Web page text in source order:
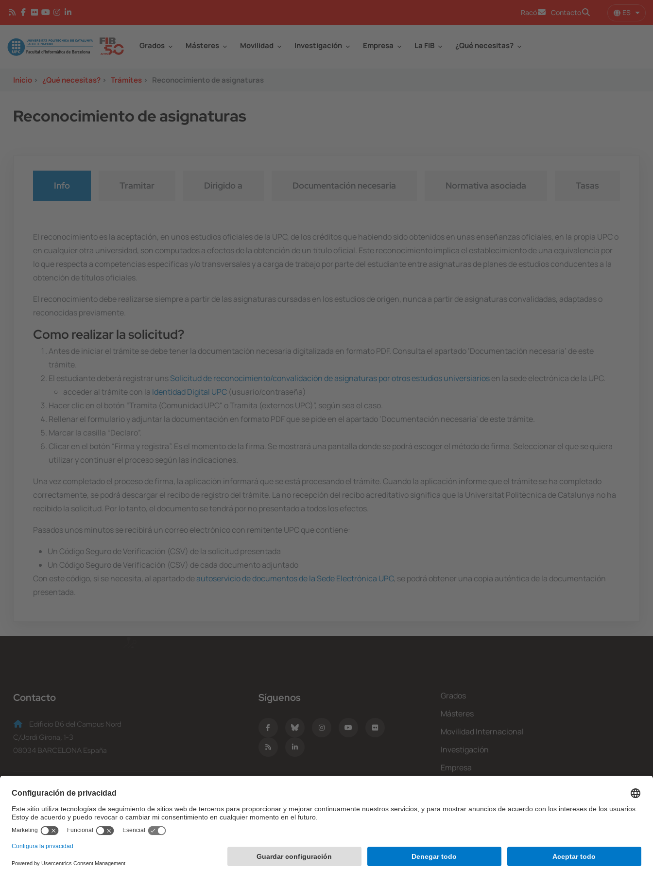
Pasar al contenido principal
Racó Contacto ES
Image Grados Másteres Movilidad Investigación Empresa La FIB ¿Qué necesitas?
Inicio > ¿Qué necesitas? > Trámites > Reconocimiento de asignaturas
Reconocimiento de asignaturas
Info Tramitar Dirigido a Documentación necesaria Normativa asociada Tasas
El reconocimiento es la aceptación, en unos estudios oficiales de la UPC, de los créditos que habiendo sido obtenidos en unas enseñanzas oficiales, en la propia UPC o
en cualquier otra universidad, son computados a efectos de la obtención de un título oficial. Este reconocimiento implica el establecimiento de una equivalencia por
lo que respecta a competencias específicas y/o transversales y a carga de trabajo por parte del estudiante entre asignaturas de planes de estudios conducentes a la
obtención de títulos oficiales.
El reconocimiento debe realizarse siempre a partir de las asignaturas cursadas en los estudios de origen, nunca a partir de asignaturas convalidadas, adaptadas o
reconocidas previamente.
Como realizar la solicitud?
Antes de iniciar el trámite se debe tener la documentación necesaria digitalizada en formato PDF. Consulta el apartado ‘Documentación necesaria’ de este
trámite.
El estudiante deberá registrar unsSolicitud de reconocimiento/convalidación de asignaturas por otros estudios universiariosen la sede electrónica de la UPC.
acceder al trámite con la Identidad Digital UPC (usuario/contraseña)
Hacer clic en el botón “Tramita (Comunidad UPC" o Tramita (externos UPC)”, según sea el caso.
Rellenar el formulario y adjuntar la documentación en formato PDF que se pide en el apartado ‘Documentación necesaria’ de este trámite.
Marcar la casilla “Declaro”.
Clicar en el botón “Firma y registra”. Es el momento de la firma. Se mostrará una pantalla donde se podrá escoger el método de firma. Seleccionar el que se quiera
utilizar y continuar el proceso según las indicaciones.
Una vez completado el proceso de firma, la aplicación informará que se está procesando el trámite. Cuando la aplicación informe que el trámite se ha completado
correctamente, se podrá descargar el recibo de registro del trámite. La no recepción del recibo acreditativo significa que la Universitat Politècnica de Catalunya no ha
recibido la solicitud. Por lo tanto, el documento se tendrá por no presentado a todos los efectos.
Pasados unos minutos se recibirá un correo electrónico con remitente UPC que contiene:
Un Código Seguro de Verificación (CSV) de la solicitud presentada
Un Código Seguro de Verificación (CSV) de cada documento adjuntado
Con este código, si se necesita, al apartado deautoservicio de documentos de la Sede Electrónica UPC, se podrá obtener una copia auténtica de la documentación
presentada.
Contacto
Edificio B6 del Campus Nord
C/Jordi Girona, 1-3
08034 BARCELONA España
informacio@fib.upc.edu
Síguenos
Grados
Másteres
Movilidad Internacional
Investigación
Empresa
© Facultat d'Informàtica de Barcelona - Universitat Politècnica de Catalunya - BarcelonaTech Configuración de privadesa